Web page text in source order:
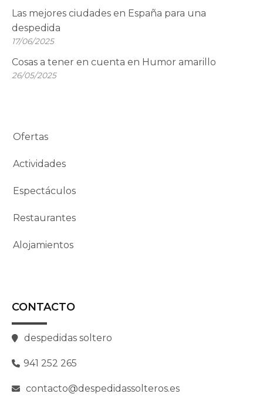
Las mejores ciudades en España para una
despedida
17/06/2025
Cosas a tener en cuenta en Humor amarillo
26/05/2025
Ofertas
Actividades
Espectáculos
Restaurantes
Alojamientos
CONTACTO
despedidas soltero
941 252 265
contacto@despedidassolteros.es